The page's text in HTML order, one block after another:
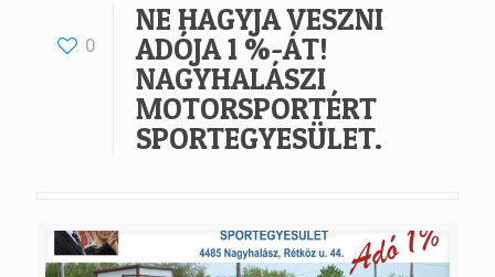
0
NE HAGYJA VESZNI
ADÓJA 1 %-ÁT!
NAGYHALÁSZI
MOTORSPORTÉRT
SPORTEGYESÜLET.